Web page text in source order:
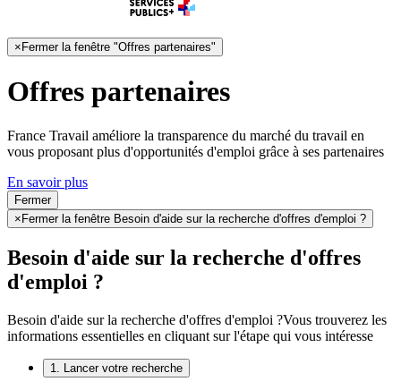
× Fermer la fenêtre "Offres partenaires"
Offres partenaires
France Travail améliore la transparence du marché du travail en
vous proposant plus d'opportunités d'emploi grâce à ses partenaires
En savoir plus
Fermer
× Fermer la fenêtre Besoin d'aide sur la recherche d'offres d'emploi ?
Besoin d'aide sur la recherche d'offres
d'emploi ?
Besoin d'aide sur la recherche d'offres d'emploi ?Vous trouverez les
informations essentielles en cliquant sur l'étape qui vous intéresse
1. Lancer votre recherche